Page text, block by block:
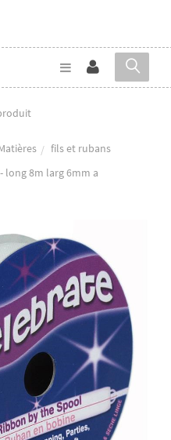
fils et rubans
long 8m larg 6mm a